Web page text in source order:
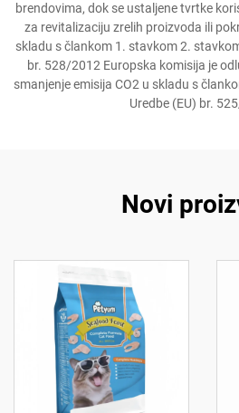
brendovima, dok se ustaljene tvrtke
za revitalizaciju zrelih proizvoda ili
skladu s člankom 1. stavkom 2.
br. 528/2012 Europska komisija je
smanjenje emisija CO2 u skladu s
Uredbe (EU) br.
Novi